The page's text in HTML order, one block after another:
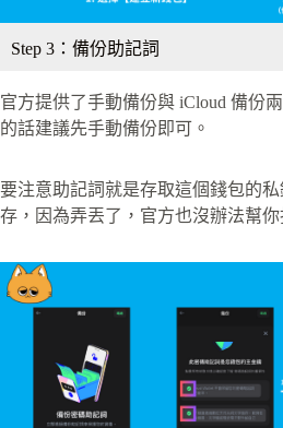
Step 3：備份助記詞
官方提供了手動備份與 iCloud 備份
的話建議先手動備份即可。
要注意助記詞就是存取這個錢包的
存，因為弄丟了，官方也沒辦法幫你